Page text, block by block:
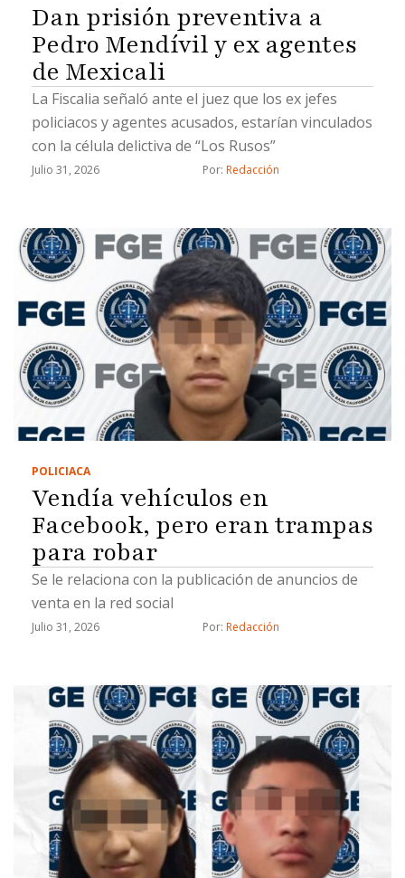
Dan prisión preventiva a
Pedro Mendívil y ex agentes
de Mexicali
La Fiscalia señaló ante el juez que los ex jefes
policiacos y agentes acusados, estarían vinculados
con la célula delictiva de “Los Rusos”
Julio 31, 2026 Por: Redacción
POLICIACA
Vendía vehículos en
Facebook, pero eran trampas
para robar
Se le relaciona con la publicación de anuncios de
venta en la red social
Julio 31, 2026 Por: Redacción